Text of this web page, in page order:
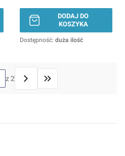
DODAJ DO
KOSZYKA
Dostępność: duża ilość
z 2 Przejdź do ostatniej